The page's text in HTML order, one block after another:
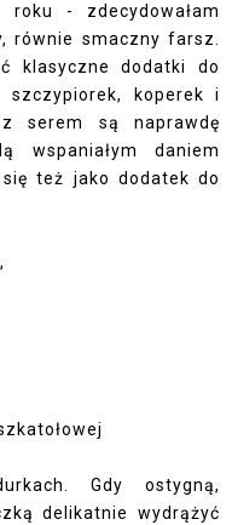
- zdecydowałam
równie smaczny farsz.
klasyczne dodatki do
szczypiorek, koperek i
serem są naprawdę
wspaniałym daniem
też jako dodatek do
Gdy ostygną,
delikatnie wydrążyć